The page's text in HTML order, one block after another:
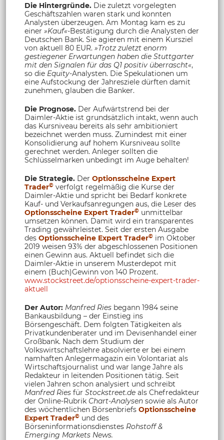
Die Hintergründe. Die zuletzt vorgelegten
Geschäftszahlen waren stark und konnten
Analysten überzeugen. Am Montag kam es zu
einer »Kauf«-Bestätigung durch die Analysten der
Deutschen Bank. Sie agieren mit einem Kursziel
von aktuell 80 EUR. »Trotz zuletzt enorm
gestiegener Erwartungen haben die Stuttgarter
mit den Signalen für das Q1 positiv überrascht«,
so die Equity-Analysten. Die Spekulationen um
eine Aufstockung der Jahresziele dürften damit
zunehmen, glauben die Banker.
Die Prognose. Der Aufwärtstrend bei der
Daimler-Aktie ist grundsätzlich intakt, wenn auch
das Kursniveau bereits als sehr ambitioniert
bezeichnet werden muss. Zumindest mit einer
Konsolidierung auf hohem Kursniveau sollte
gerechnet werden. Anleger sollten die
Schlüsselmarken unbedingt im Auge behalten!
Die Strategie. Der Optionsscheine Expert
Trader© verfolgt regelmäßig die Kurse der
Daimler-Aktie und spricht bei Bedarf konkrete
Kauf- und Verkaufsanregungen aus, die Leser des
Optionsscheine Expert Trader© unmittelbar
umsetzen können. Damit wird ein transparentes
Trading gewährleistet. Seit der ersten Ausgabe
des Optionsscheine Expert Trader© im Oktober
2019 weisen 93% der abgeschlossenen Positionen
einen Gewinn aus. Aktuell befindet sich die
Daimler-Aktie in unserem Musterdepot mit
einem (Buch)Gewinn von 140 Prozent.
www.stockstreet.de/optionsscheine-expert-trader-
aktuell
Der Autor: Manfred Ries begann 1984 seine
Bankausbildung – der Einstieg ins
Börsengeschäft. Dem folgten Tätigkeiten als
Privatkundenberater und im Devisenhandel einer
Großbank. Nach dem Studium der
Volkswirtschaftslehre absolvierte er bei einem
namhaften Anlegermagazin ein Volontariat als
Wirtschaftsjournalist und war lange Jahre als
Redakteur in leitenden Positionen tätig. Seit
vielen Jahren schon analysiert und schreibt
Manfred Ries für Stockstreet.de als Chefredakteur
der Online-Rubrik Chart-Analysen sowie als Autor
des wöchentlichen Börsenbriefs Optionsscheine
Expert Trader© und des
Börseninformationsdienstes Rohstoff &
Emerging Markets News.